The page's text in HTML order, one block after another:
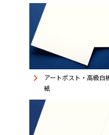
keyboard_arrow_right
アートポスト・高級白
紙